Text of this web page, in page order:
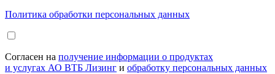
Политика обработки персональных данных
Согласен на получение информации о продуктах
и услугах АО ВТБ Лизинг и обработку персональных данных